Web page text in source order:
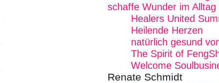
schaffe Wunder im Alltag
Healers United
Heilende Herzen
natürlich gesund
The Spirit of
Welcome
Renate Schmidt